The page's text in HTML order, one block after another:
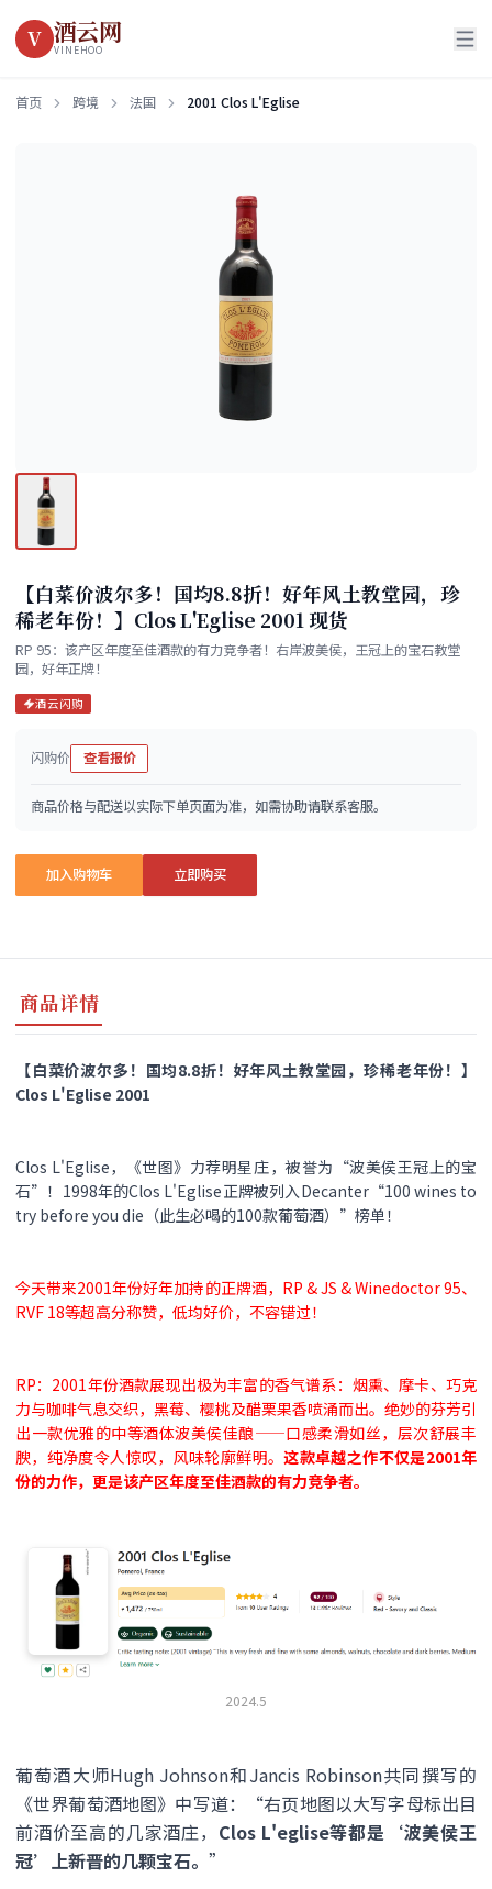
V 酒云网
VINEHOO
首页 跨境 法国 2001 Clos L'Eglise
【白菜价波尔多！国均8.8折！好年风土教堂园，珍
稀老年份！】Clos L'Eglise 2001 现货
RP 95：该产区年度至佳酒款的有力竞争者！右岸波美侯，王冠上的宝石教堂
园，好年正牌！
酒云闪购
闪购价 查看报价
商品价格与配送以实际下单页面为准，如需协助请联系客服。
加入购物车 立即购买
商品详情
【白菜价波尔多！国均8.8折！好年风土教堂园，珍稀老年份！】
Clos L'Eglise 2001
Clos L'Eglise，《世图》力荐明星庄，被誉为“波美侯王冠上的宝
石”！1998年的Clos L'Eglise正牌被列入Decanter“100 wines to
try before you die（此生必喝的100款葡萄酒）”榜单！
今天带来2001年份好年加持的正牌酒，RP & JS & Winedoctor 95、
RVF 18等超高分称赞，低均好价，不容错过！
RP：2001年份酒款展现出极为丰富的香气谱系：烟熏、摩卡、巧克
力与咖啡气息交织，黑莓、樱桃及醋栗果香喷涌而出。绝妙的芬芳引
出一款优雅的中等酒体波美侯佳酿——口感柔滑如丝，层次舒展丰
腴，纯净度令人惊叹，风味轮廓鲜明。这款卓越之作不仅是2001年
份的力作，更是该产区年度至佳酒款的有力竞争者。
2024.5
葡萄酒大师Hugh Johnson和Jancis Robinson共同撰写的
《世界葡萄酒地图》中写道：“右页地图以大写字母标出目
前酒价至高的几家酒庄， Clos L'eglise等都是‘波美侯王
冠’上新晋的几颗宝石。 ”